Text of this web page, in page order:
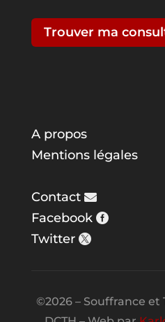
Trouver ma
A propos
Mentions légales
Contact
Facebook
Twitter
©2026 – Souffrance et